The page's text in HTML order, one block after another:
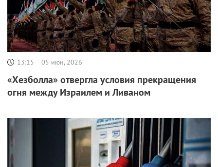
13:15 05 июн, 2026
«Хезболла» отвергла условия прекращения
огня между Израилем и Ливаном